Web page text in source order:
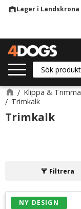
warehouseLager i Landskrona
Klippa & Trimma
Trimkalk
Trimkalk
Filtrera
NY DESIGN